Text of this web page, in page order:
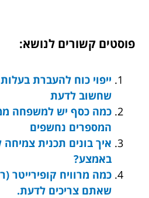
פוסטים קשורים לנושא:
ייפוי כוח להעברת
שחשוב לדעת
כמה כסף יש למשפחה
המספרים נחשפים
באמצע?
כמה מרוויח קופירייטר
שאתם צריכים לדעת.